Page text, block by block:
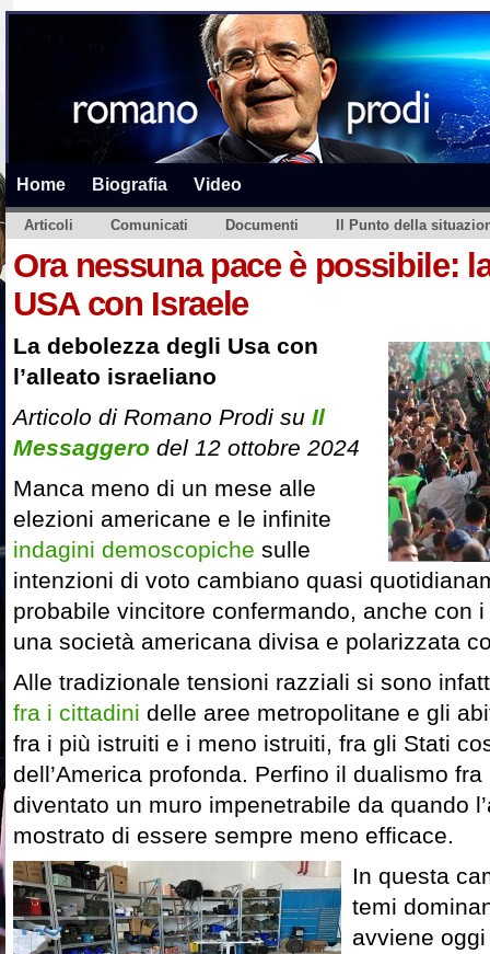
Home Biografia Video
Articoli Comunicati Documenti Il Punto della
Ora nessuna pace è possibile:
USA con Israele
La debolezza degli Usa con
l’alleato israeliano
Articolo di Romano Prodi su Il
Messaggero del 12 ottobre 2024
Manca meno di un mese alle
elezioni americane e le infinite
indagini demoscopiche sulle
intenzioni di voto cambiano quasi
probabile vincitore confermando, anche con
una società americana divisa e polarizzata
Alle tradizionale tensioni razziali si sono
fra i cittadini delle aree metropolitane e gli
fra i più istruiti e i meno istruiti, fra gli Stati
dell’America profonda. Perfino il dualismo
diventato un muro impenetrabile da quando
mostrato di essere sempre meno efficace.
In questa
temi
avviene